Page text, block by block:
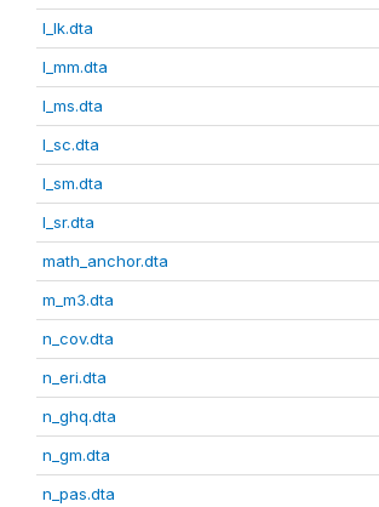
l_lk.dta
l_mm.dta
l_ms.dta
l_sc.dta
l_sm.dta
l_sr.dta
math_anchor.dta
m_m3.dta
n_cov.dta
n_eri.dta
n_ghq.dta
n_gm.dta
n_pas.dta